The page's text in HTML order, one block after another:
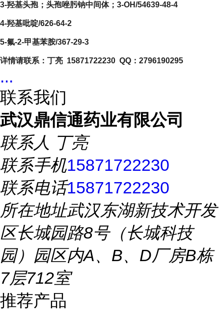
3-羟基头孢；头孢唑肟钠中间体；3-OH/54639-48-4
4-羟基吡啶/626-64-2
5-氟-2-甲基苯胺/367-29-3
详情请联系：丁亮 15871722230 QQ：2796190295
...
联系我们
武汉鼎信通药业有限公司
联系人 丁亮
联系手机15871722230
联系电话15871722230
所在地址武汉东湖新技术开发
区长城园路8号（长城科技
园）园区内A、B、D厂房B栋
7层712室
推荐产品